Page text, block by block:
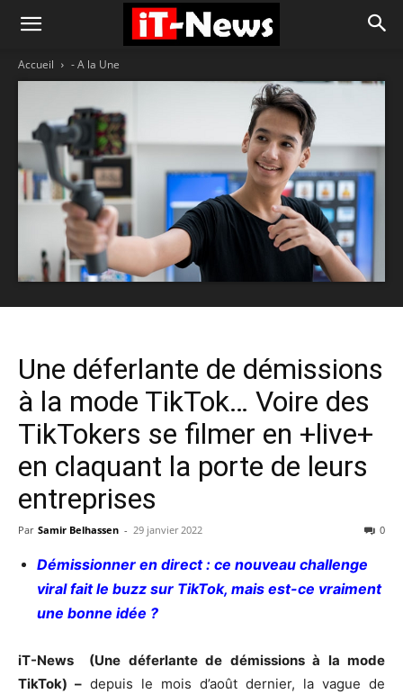
Accueil - A la Une
Une déferlante de démissions
à la mode TikTok… Voire des
TikTokers se filmer en +live+
en claquant la porte de leurs
entreprises
Par Samir Belhassen - 29 janvier 2022 0
Démissionner en direct : ce nouveau challenge
viral fait le buzz sur TikTok, mais est-ce vraiment
une bonne idée ?
iT-News (Une déferlante de démissions à la mode
TikTok) – depuis le mois d’août dernier, la vague de